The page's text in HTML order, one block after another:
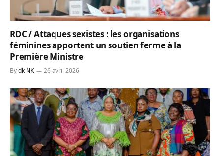
RDC / Attaques sexistes : les organisations
féminines apportent un soutien ferme à la
Première Ministre
Bydk NK 26 avril 2026